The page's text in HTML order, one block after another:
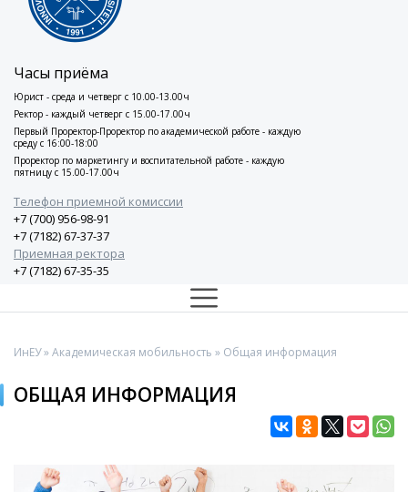
Часы приёма
Юрист - среда и четверг с 10.00-13.00ч
Ректор - каждый четверг с 15.00-17.00ч
Первый Проректор-Проректор по академической работе - каждую
среду с 16:00-18:00
Проректор по маркетингу и воспитательной работе - каждую
пятницу с 15.00-17.00ч
Телефон приемной комиссии
+7 (700) 956-98-91
+7 (7182) 67-37-37
Приемная ректора
+7 (7182) 67-35-35
ИнЕУ»Академическая мобильность » Общая информация
ОБЩАЯ ИНФОРМАЦИЯ